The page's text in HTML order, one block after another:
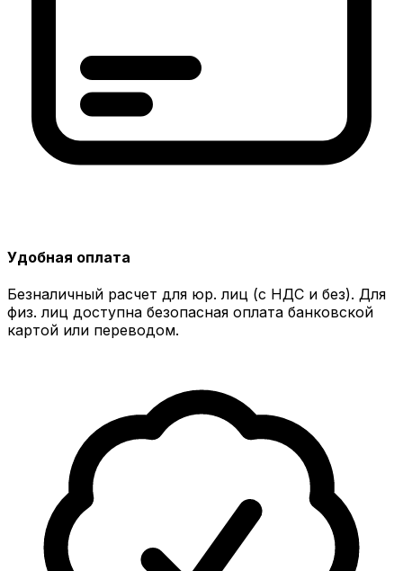
Удобная оплата
Безналичный расчет для юр. лиц (с НДС и без). Для
физ. лиц доступна безопасная оплата банковской
картой или переводом.